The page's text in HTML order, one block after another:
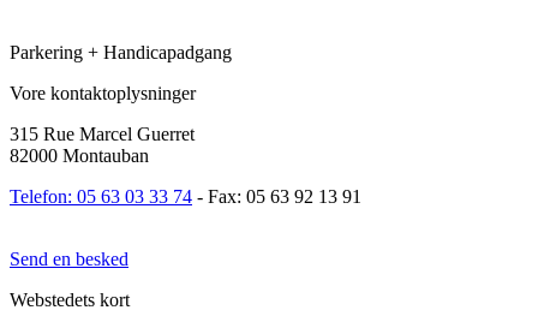
Parkering + Handicapadgang
Vore kontaktoplysninger
315 Rue Marcel Guerret
82000 Montauban
Telefon: 05 63 03 33 74 - Fax: 05 63 92 13 91
Send en besked
Webstedets kort